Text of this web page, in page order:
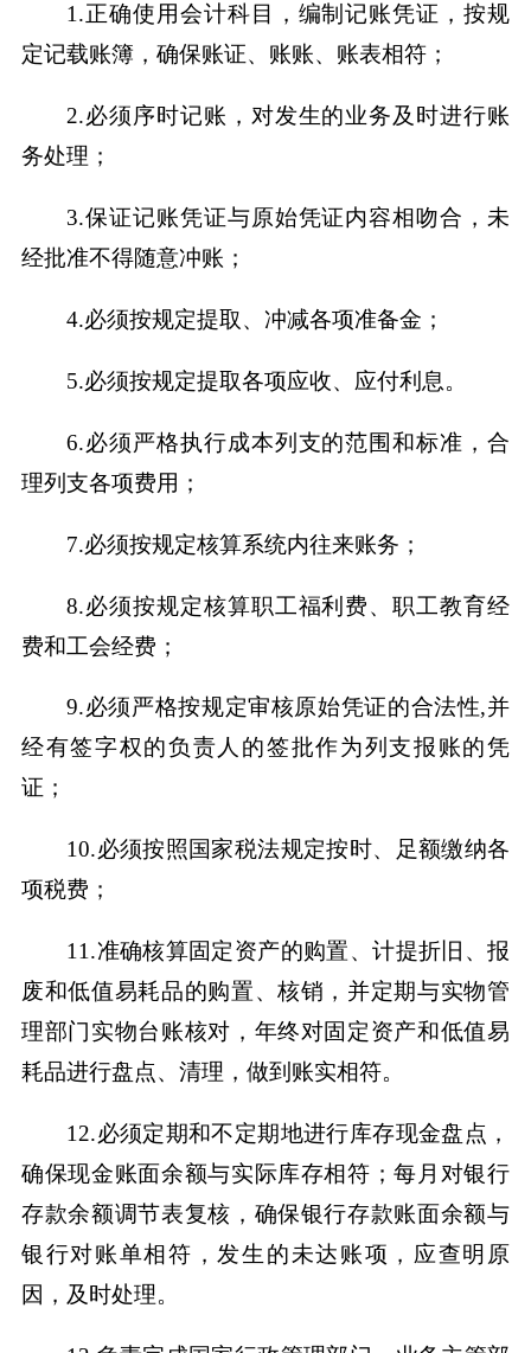
1.正确使用会计科目，编制记账凭证，按规
定记载账簿，确保账证、账账、账表相符；
2.必须序时记账，对发生的业务及时进行账
务处理；
3.保证记账凭证与原始凭证内容相吻合，未
经批准不得随意冲账；
4.必须按规定提取、冲减各项准备金；
5.必须按规定提取各项应收、应付利息。
6.必须严格执行成本列支的范围和标准，合
理列支各项费用；
7.必须按规定核算系统内往来账务；
8.必须按规定核算职工福利费、职工教育经
费和工会经费；
9.必须严格按规定审核原始凭证的合法性,并
经有签字权的负责人的签批作为列支报账的凭
证；
10.必须按照国家税法规定按时、足额缴纳各
项税费；
11.准确核算固定资产的购置、计提折旧、报
废和低值易耗品的购置、核销，并定期与实物管
理部门实物台账核对，年终对固定资产和低值易
耗品进行盘点、清理，做到账实相符。
12.必须定期和不定期地进行库存现金盘点，
确保现金账面余额与实际库存相符；每月对银行
存款余额调节表复核，确保银行存款账面余额与
银行对账单相符，发生的未达账项，应查明原
因，及时处理。